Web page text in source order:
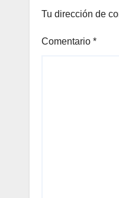
Tu dirección de
Comentario *